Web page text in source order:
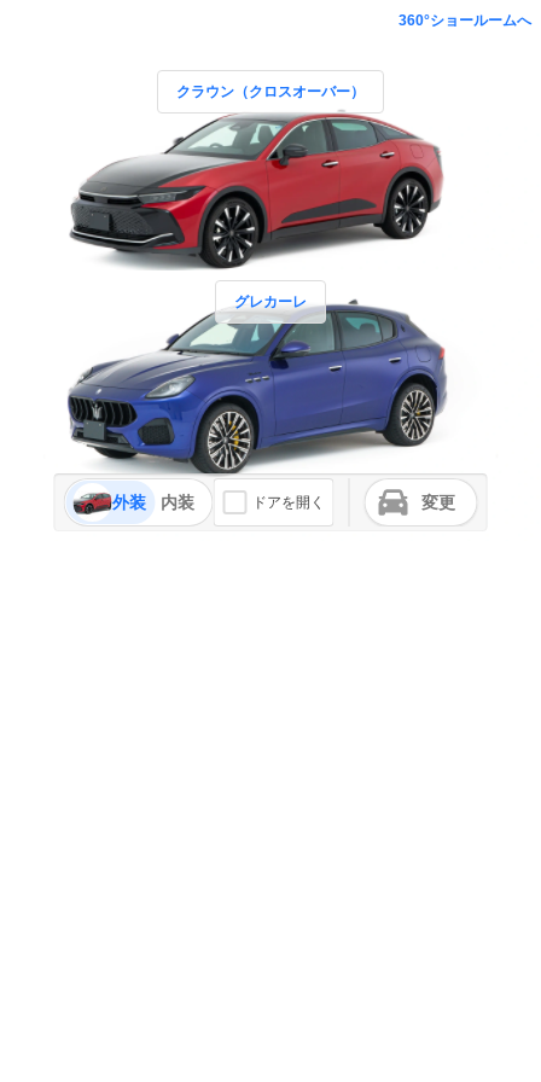
360°ショールームへ
クラウン（クロスオーバー）
グレカーレ
外装 内装 ドアを開く 変更